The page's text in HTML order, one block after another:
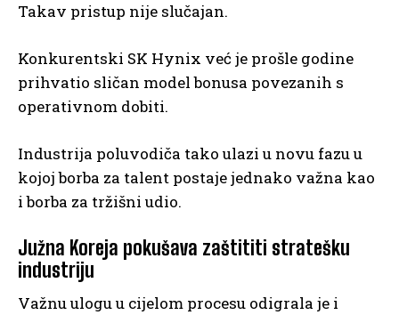
Takav pristup nije slučajan.
Konkurentski SK Hynix već je prošle godine
prihvatio sličan model bonusa povezanih s
operativnom dobiti.
Industrija poluvodiča tako ulazi u novu fazu u
kojoj borba za talent postaje jednako važna kao
i borba za tržišni udio.
Južna Koreja pokušava zaštititi stratešku
industriju
Važnu ulogu u cijelom procesu odigrala je i